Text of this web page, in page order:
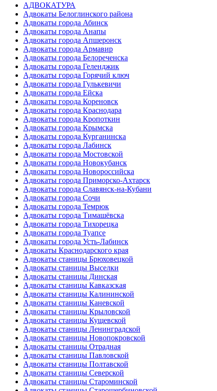
АДВОКАТУРА
Адвокаты Белоглинского района
Адвокаты города Абинск
Адвокаты города Анапы
Адвокаты города Апшеронск
Адвокаты города Армавир
Адвокаты города Белореченска
Адвокаты города Геленджик
Адвокаты города Горячий ключ
Адвокаты города Гулькевичи
Адвокаты города Ейска
Адвокаты города Кореновск
Адвокаты города Краснодара
Адвокаты города Кропоткин
Адвокаты города Крымска
Адвокаты города Курганинска
Адвокаты города Лабинск
Адвокаты города Мостовской
Адвокаты города Новокубанск
Адвокаты города Новороссийска
Адвокаты города Приморско-Ахтарск
Адвокаты города Славянск-на-Кубани
Адвокаты города Сочи
Адвокаты города Темрюк
Адвокаты города Тимашёвска
Адвокаты города Тихорецка
Адвокаты города Туапсе
Адвокаты города Усть-Лабинск
Адвокаты Краснодарского края
Адвокаты станицы Брюховецкой
Адвокаты станицы Выселки
Адвокаты станицы Динская
Адвокаты станицы Кавказская
Адвокаты станицы Калининской
Адвокаты станицы Каневской
Адвокаты станицы Крыловской
Адвокаты станицы Кущевской
Адвокаты станицы Ленинградской
Адвокаты станицы Новопокровской
Адвокаты станицы Отрадная
Адвокаты станицы Павловской
Адвокаты станицы Полтавской
Адвокаты станицы Северской
Адвокаты станицы Староминской